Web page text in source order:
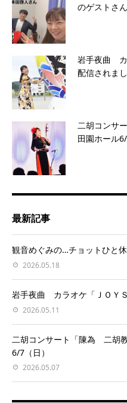
のゲストさん
岩手夜曲 カ
配信されまし
二胡コンサ
田園ホール6/
最新記事
観音めぐみの…チョットひと
2026.05.18
岩手夜曲 カラオケ「ＪＯＹ
2026.05.11
二胡コンサート「陳為 二胡
6/7（日）
2026.05.07